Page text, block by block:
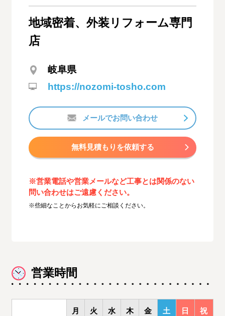
地域密着、外装リフォーム専門
店
岐阜県
https://nozomi-tosho.com
メールでお問い合わせ
無料見積もりを依頼する
※営業電話や営業メールなど工事とは関係のない
問い合わせはご遠慮ください。
※些細なことからお気軽にご相談ください。
営業時間
月 火 水 木 金 土 日 祝